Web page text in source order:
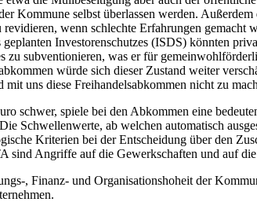
Kommune selbst überlassen werden.
wenn schlechte Erfahrungen
Investorenschutzes (ISDS) könnten
zu subventionieren, was er für
würde sich dieser Zustand weiter
uns diese Freihandelsabkommen nicht zu
schwer, spiele bei den Abkommen eine
Schwellenwerte, ab welchen automatisch
Kriterien bei der Entscheidung über den
Angriffe auf die Gewerkschaften und auf
, Finanz- und Organisationshoheit der